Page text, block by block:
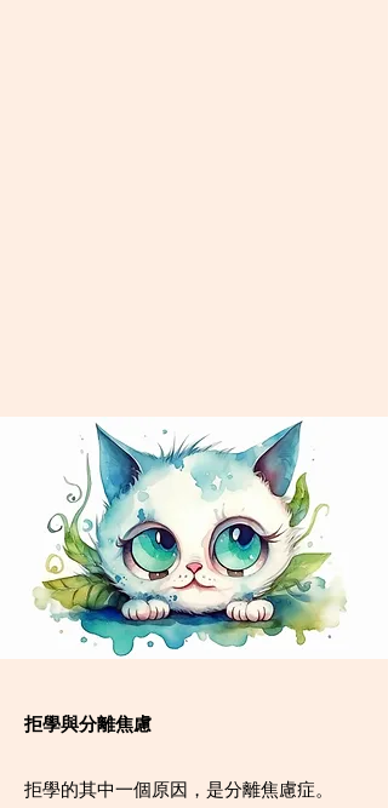
拒學與分離焦慮
拒學的其中一個原因，是分離焦慮症。